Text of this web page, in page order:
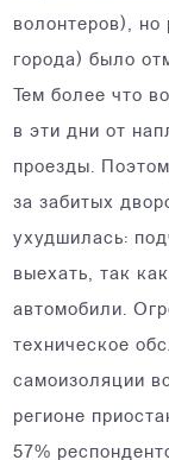
волонтеров),
города) было
Тем более что
в эти дни от
проезды.
за забитых
ухудшилась:
выехать, так
автомобили.
техническое
самоизоляции
регионе
57%